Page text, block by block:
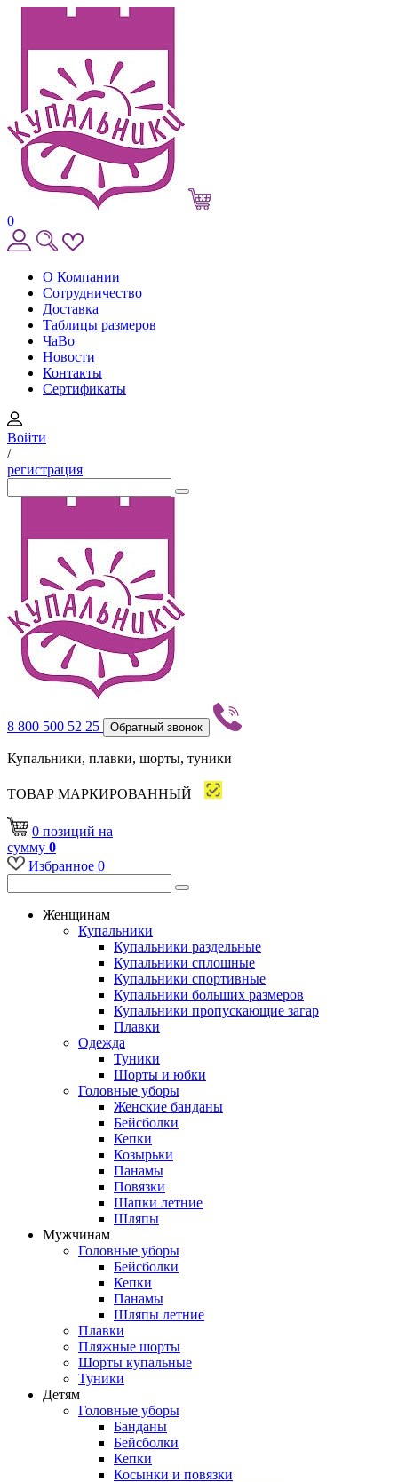
0
О Компании
Сотрудничество
Доставка
Таблицы размеров
ЧаВо
Новости
Контакты
Сертификаты
Войти
/
регистрация
8 800 500 52 25 Обратный звонок
Купальники, плавки, шорты, туники
ТОВАР МАРКИРОВАННЫЙ
0 позиций на
сумму 0
Избранное 0
Женщинам
Купальники
Купальники раздельные
Купальники сплошные
Купальники спортивные
Купальники больших размеров
Купальники пропускающие загар
Плавки
Одежда
Туники
Шорты и юбки
Головные уборы
Женские банданы
Бейсболки
Кепки
Козырьки
Панамы
Повязки
Шапки летние
Шляпы
Мужчинам
Головные уборы
Бейсболки
Кепки
Панамы
Шляпы летние
Плавки
Пляжные шорты
Шорты купальные
Туники
Детям
Головные уборы
Банданы
Бейсболки
Кепки
Косынки и повязки